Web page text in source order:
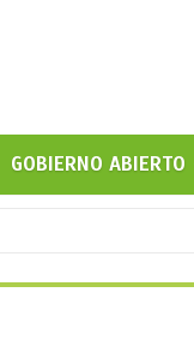
GOBIERNO ABIERTO